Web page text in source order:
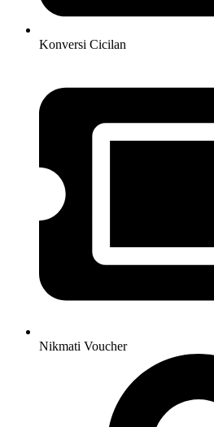
Konversi Cicilan
Nikmati Voucher